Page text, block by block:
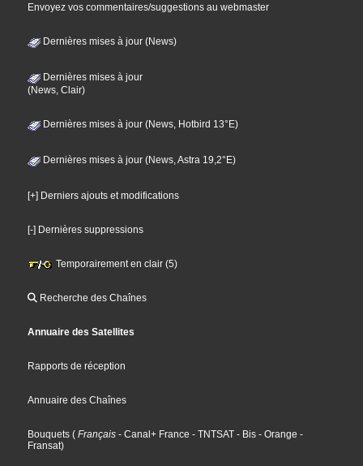
Envoyez vos commentaires/suggestions au webmaster
Dernières mises à jour (News)
Dernières mises à jour
(News, Clair)
Dernières mises à jour (News, Hotbird 13°E)
Dernières mises à jour (News, Astra 19,2°E)
[+] Derniers ajouts et modifications
[-] Dernières suppressions
Temporairement en clair (5)
Recherche des Chaînes
Annuaire des Satellites
Rapports de réception
Annuaire des Chaînes
Bouquets ( Français - Canal+ France - TNTSAT - Bis - Orange -
Fransat)